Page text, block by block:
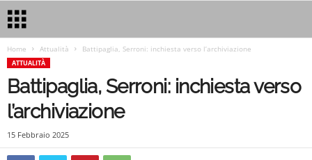
Home Attualità Battipaglia, Serroni: inchiesta verso l’archiviazione
ATTUALITÀ
Battipaglia, Serroni: inchiesta verso
l’archiviazione
15 Febbraio 2025